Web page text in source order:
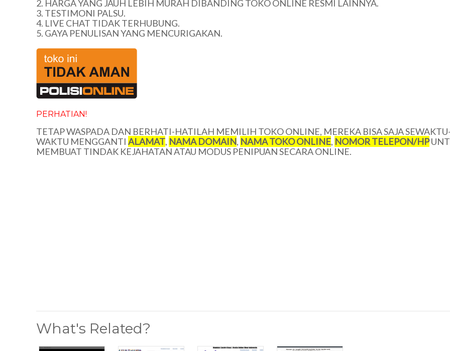
2. HARGA YANG JAUH LEBIH MURAH DIBANDING TOKO ONLINE RESMI LAINNYA.
3. TESTIMONI PALSU.
4. LIVE CHAT TIDAK TERHUBUNG.
5. GAYA PENULISAN YANG MENCURIGAKAN.
PERHATIAN!
TETAP WASPADA DAN BERHATI-HATILAH MEMILIH TOKO ONLINE, MEREKA BISA SAJA
WAKTU MENGGANTI ALAMAT, NAMA DOMAIN, NAMA TOKO ONLINE, NOMOR TELEPON/HP
MEMBUAT TINDAK KEJAHATAN ATAU MODUS PENIPUAN SECARA ONLINE.
What's Related?